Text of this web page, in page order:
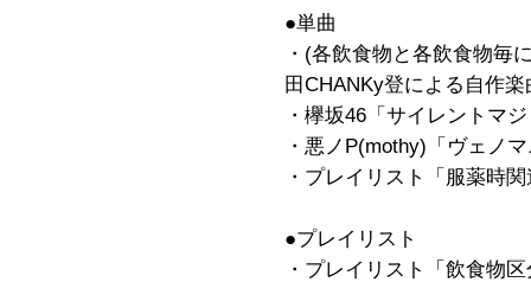
●単曲
・(各飲食物と各飲食物毎
田CHANKy登による自作楽
・欅坂46「サイレントマ
・悪ノP(mothy)「ヴェノ
・プレイリスト「服薬時
●プレイリスト
・プレイリスト「飲食物